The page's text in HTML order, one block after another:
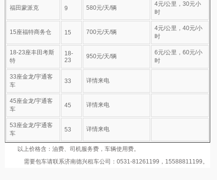
福田蒙派克 9 580元/天/辆
4元/公里，30元小
时
15座福特商务仓 15 700元/天/辆
4元/公里，40元/小
时
18-23座丰田考斯
特
18-
23
950元/天/辆
6元/公里，60元/小
时
33座金龙/宇通客
车
33 详情来电
45座金龙/宇通客
车
45 详情来电
53座金龙/宇通客
车
53 详情来电
以上价格含：油费、司机服务费，车辆使用费。
需要包车请联系济南德兴租车公司：0531-81261199，15588811199。